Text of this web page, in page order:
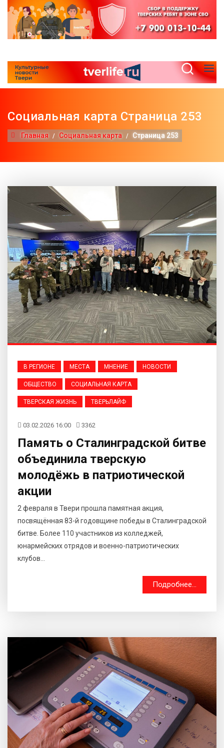
Социальная карта Страница 253
Главная Социальная карта Страница 253
В РЕГИОНЕ МЕСТА МНЕНИЕ НОВОСТИ
ОБЩЕСТВО СОЦИАЛЬНАЯ КАРТА
ТВЕРСКАЯ ЖИЗНЬ ТВЕРЬЛАЙФ
03.02.2026 16:00 3362
Память о Сталинградской битве
объединила тверскую
молодёжь в патриотической
акции
2 февраля в Твери прошла памятная акция,
посвящённая 83-й годовщине победы в Сталинградской
битве. Более 110 участников из колледжей,
юнармейских отрядов и военно-патриотических
клубов...
Подробнее...